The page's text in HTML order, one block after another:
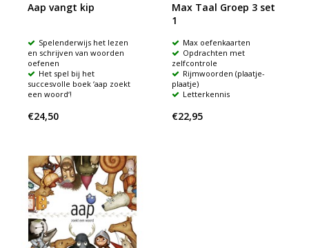
Aap vangt kip
Spelenderwijs het lezen
en schrijven van woorden
oefenen
Het spel bij het
succesvolle boek ‘aap zoekt
een woord‘!
€24,50
Max Taal Groep 3 set
1
Max oefenkaarten
Opdrachten met
zelfcontrole
Rijmwoorden (plaatje-
plaatje)
Letterkennis
€22,95